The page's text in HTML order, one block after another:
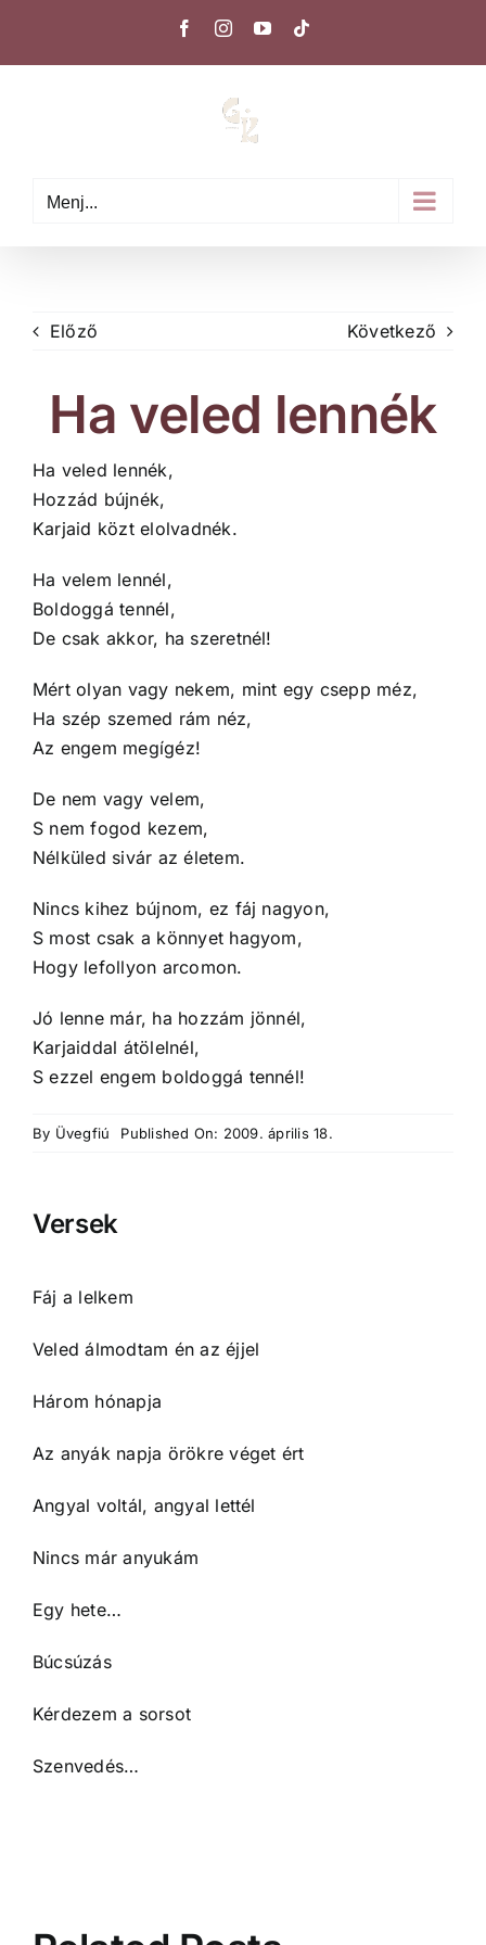
FacebookInstagramYouTube
Menj...
Előző Következő
Ha veled lennék
Ha veled lennék,
Hozzád bújnék,
Karjaid közt elolvadnék.
Ha velem lennél,
Boldoggá tennél,
De csak akkor, ha szeretnél!
Mért olyan vagy nekem, mint egy csepp méz,
Ha szép szemed rám néz,
Az engem megígéz!
De nem vagy velem,
S nem fogod kezem,
Nélküled sivár az életem.
Nincs kihez bújnom, ez fáj nagyon,
S most csak a könnyet hagyom,
Hogy lefollyon arcomon.
Jó lenne már, ha hozzám jönnél,
Karjaiddal átölelnél,
S ezzel engem boldoggá tennél!
By Üvegfiú Published On: 2009. április 18.
Versek
Fáj a lelkem
Veled álmodtam én az éjjel
Három hónapja
Az anyák napja örökre véget ért
Angyal voltál, angyal lettél
Nincs már anyukám
Egy hete…
Búcsúzás
Kérdezem a sorsot
Szenvedés…